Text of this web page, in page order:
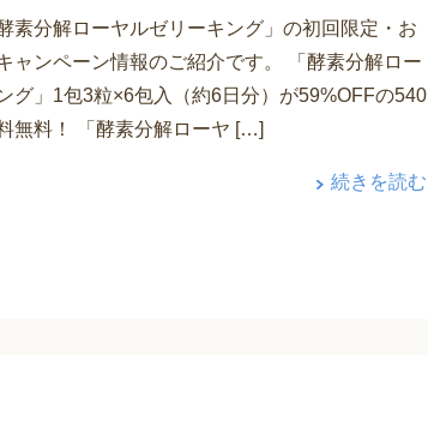
素分解ローヤルゼリーキング」の初回限定・お
ャンペーン情報のご紹介です。 「酵素分解ロー
グ」1包3粒×6包入（約6日分）が59%OFFの540
無料！ 「酵素分解ローヤ […]
続きを読む